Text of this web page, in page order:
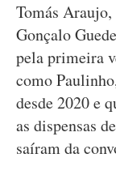
Tomás
Gonçalo
pela primeira
como
desde 2020 e
as dispensas
saíram da